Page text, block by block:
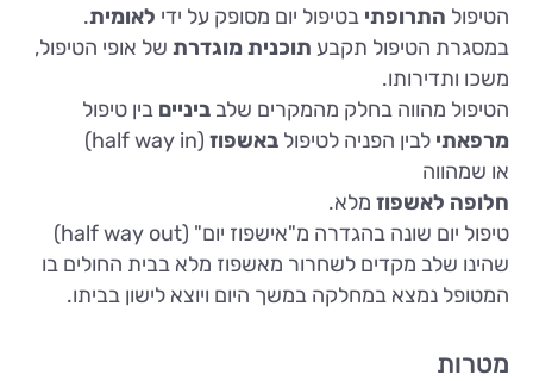
הטיפול התרופתי בטיפול יום מסופק על ידי לאומית.
במסגרת הטיפול תקבע תוכנית מוגדרת של אופי הטיפול,
משכו ותדירותו.
הטיפול מהווה בחלק מהמקרים שלב ביניים בין טיפול
מרפאתי לבין הפניה לטיפול באשפוז (
half way in
)
או שמהווה
חלופה לאשפוז מלא.
טיפול יום שונה בהגדרה מ"אישפוז יום" (half way out
)
שהינו שלב מקדים לשחרור מאשפוז מלא בבית החולים בו
המטופל נמצא במחלקה במשך היום ויוצא לישון בביתו.
מטרות